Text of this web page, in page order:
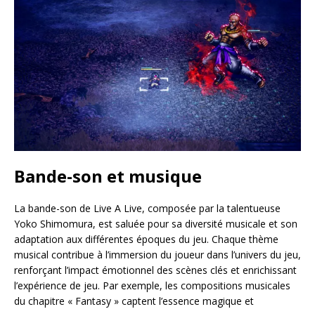
Bande-son et musique
La bande-son de Live A Live, composée par la talentueuse
Yoko Shimomura, est saluée pour sa diversité musicale et son
adaptation aux différentes époques du jeu. Chaque thème
musical contribue à l’immersion du joueur dans l’univers du jeu,
renforçant l’impact émotionnel des scènes clés et enrichissant
l’expérience de jeu. Par exemple, les compositions musicales
du chapitre « Fantasy » captent l’essence magique et